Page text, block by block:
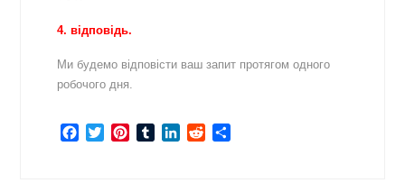
4. відповідь.
Ми будемо відповісти ваш запит протягом одного
робочого дня.
Facebook
TwitterPinterestTumblrLinkedInReddit